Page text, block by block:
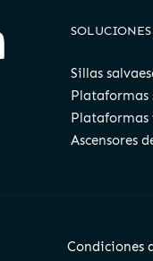
SOLUCIONES
Sillas
Plataformas
Plataformas
Ascensores
Condiciones